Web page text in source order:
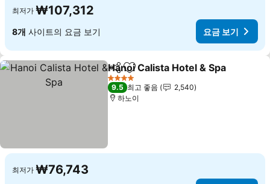
최저가 ₩107,312
8개 사이트의 요금 보기 요금 보기
공유 즐겨찾기에 추가
Hanoi Calista Hotel & Spa
4 성급
9.5 최고 좋음
2,540
하노이
최저가 ₩76,743